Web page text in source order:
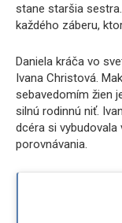
stane staršia
každého záberu,
Daniela kráča vo
Ivana Christová.
sebavedomím žien
silnú rodinnú niť.
dcéra si
porovnávania.